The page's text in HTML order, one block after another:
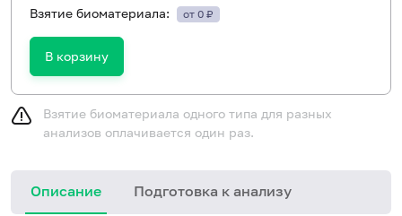
Взятие биоматериала: от 0 ₽
В корзину
Взятие биоматериала одного типа для разных
анализов оплачивается один раз.
Описание Подготовка к анализу